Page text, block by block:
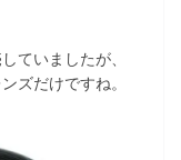
ていましたが、
ズだけですね。